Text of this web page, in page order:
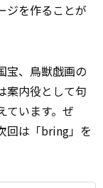
ジを作ることが
宝、鳥獣戯画の
案内役として句
ています。ぜ
回は「bring」を